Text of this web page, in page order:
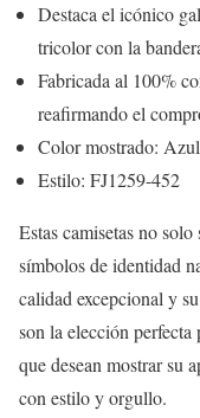
Destaca el icónico
tricolor con la
Fabricada al 100%
reafirmando el
Color mostrado:
Estilo: FJ1259-452
Estas camisetas no
símbolos de identidad
calidad excepcional y
son la elección
que desean mostrar su
con estilo y orgullo.